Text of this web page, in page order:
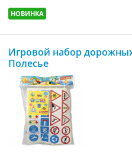
НОВИНКА
Игровой набор
Полесье